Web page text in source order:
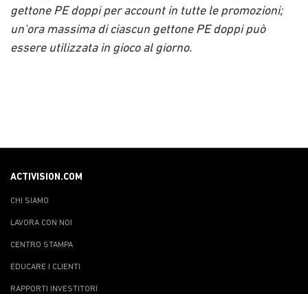
gettone PE doppi per account in tutte le promozioni;
un'ora massima di ciascun gettone PE doppi può
essere utilizzata in gioco al giorno.
ACTIVISION.COM
CHI SIAMO
LAVORA CON NOI
CENTRO STAMPA
EDUCARE I CLIENTI
RAPPORTI INVESTITORI